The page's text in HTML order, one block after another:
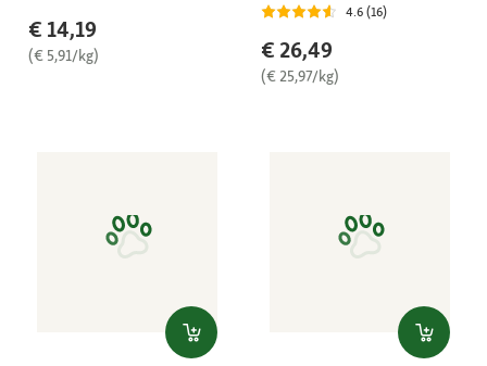
€ 14,19
(€ 5,91/kg)
4.6 (16)
€ 26,49
(€ 25,97/kg)